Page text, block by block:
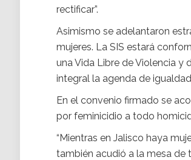
rectificar”.
Asimismo se adelantaron
mujeres. La SIS estará
una Vida Libre de Violencia y
integral la agenda de
En el convenio firmado se
por feminicidio a todo
“Mientras en Jalisco haya
también acudió a la mesa de